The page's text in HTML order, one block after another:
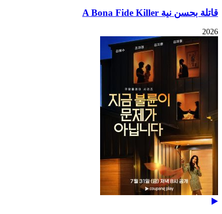
قاتلة بحسن نية A Bona Fide Killer
2026